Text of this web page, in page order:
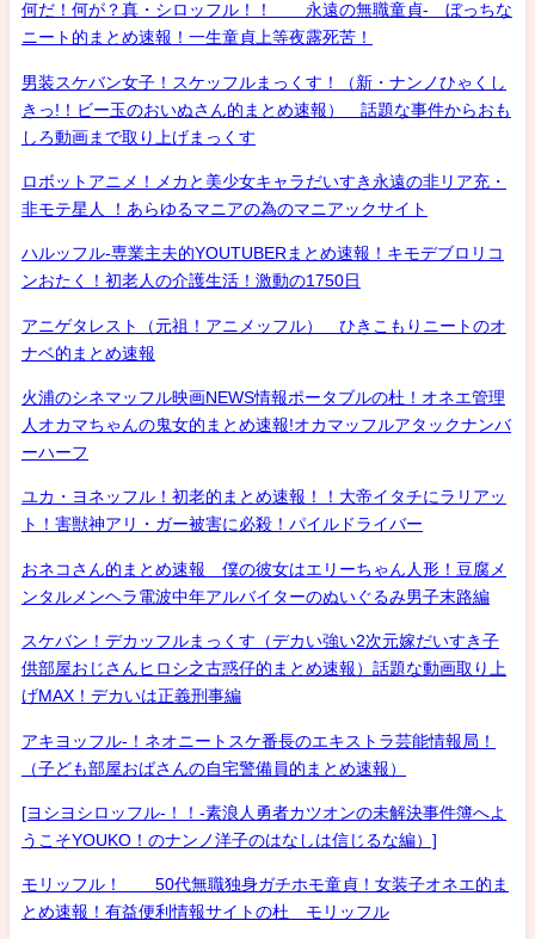
何だ！何が？真・シロッフル！！ 永遠の無職童貞- ぼっちな
ニート的まとめ速報！一生童貞上等夜露死苦！
男装スケバン女子！スケッフルまっくす！（新・ナンノひゃくし
きっ!！ビー玉のおいぬさん的まとめ速報） 話題な事件からおも
しろ動画まで取り上げまっくす
ロボットアニメ！メカと美少女キャラだいすき永遠の非リア充・
非モテ星人 ！あらゆるマニアの為のマニアックサイト
ハルッフル-専業主夫的YOUTUBERまとめ速報！キモデブロリコ
ンおたく！初老人の介護生活！激動の1750日
アニゲタレスト（元祖！アニメッフル） ひきこもりニートのオ
ナベ的まとめ速報
火浦のシネマッフル映画NEWS情報ポータブルの杜！オネエ管理
人オカマちゃんの鬼女的まとめ速報!オカマッフルアタックナンバ
ーハーフ
ユカ・ヨネッフル！初老的まとめ速報！！大帝イタチにラリアッ
ト！害獣神アリ・ガー被害に必殺！パイルドライバー
おネコさん的まとめ速報 僕の彼女はエリーちゃん人形！豆腐メ
ンタルメンヘラ電波中年アルバイターのぬいぐるみ男子末路編
スケバン！デカッフルまっくす（デカい強い2次元嫁だいすき子
供部屋おじさんヒロシ之古惑仔的まとめ速報）話題な動画取り上
げMAX！デカいは正義刑事編
アキヨッフル-！ネオニートスケ番長のエキストラ芸能情報局！
（子ども部屋おばさんの自宅警備員的まとめ速報）
[ヨシヨシロッフル-！！-素浪人勇者カツオンの未解決事件簿へよ
うこそYOUKO！のナンノ洋子のはなしは信じるな編）]
モリッフル！ 50代無職独身ガチホモ童貞！女装子オネエ的ま
とめ速報！有益便利情報サイトの杜 モリッフル